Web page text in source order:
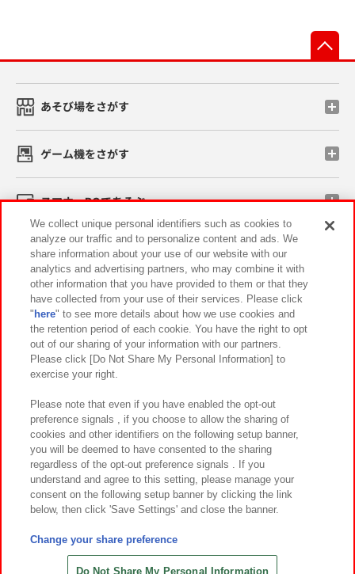
あそび場をさがす
ゲーム機をさがす
スマホ・PCであそぶ
イベント・キャンペーン
関連会社 サステナビリティ サイトポリシー
プライバシーポリシー ウェブアクセシビリティ方針と検証結果
お取引先さまとともに
カスタマーハラスメント対応方針 よくあるご質問・お問い合わせ
©Bandai Namco Amusement Inc.
©Bandai Namco Amusement Lab Inc.
©HANAYASHIKI Co., Ltd. All Rights Reserved.
We collect unique personal identifiers such as cookies to
analyze our traffic and to personalize content and ads. We
share information about your use of our website with our
analytics and advertising partners, who may combine it with
other information that you have provided to them or that they
have collected from your use of their services. Please click
" here" to see more details about how we use cookies and
the retention period of each cookie. You have the right to opt
out of our sharing of your information with our partners.
Please click [Do Not Share My Personal Information] to
exercise your right.
Please note that even if you have enabled the opt-out
preference signals , if you choose to allow the sharing of
cookies and other identifiers on the following setup banner,
you will be deemed to have consented to the sharing
regardless of the opt-out preference signals . If you
understand and agree to this setting, please manage your
consent on the following setup banner by clicking the link
below, then click 'Save Settings' and close the banner.
Change your share preference
Do Not Share My Personal Information